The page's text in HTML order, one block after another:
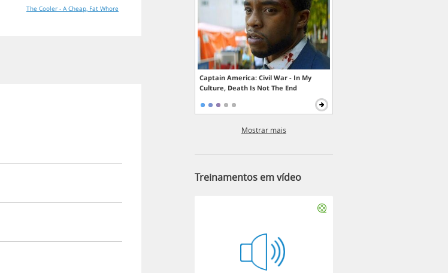
The Cooler - A Cheap, Fat Whore
Captain America: Civil War - In My
Culture, Death Is Not The End
Mostrar mais
Treinamentos em vídeo